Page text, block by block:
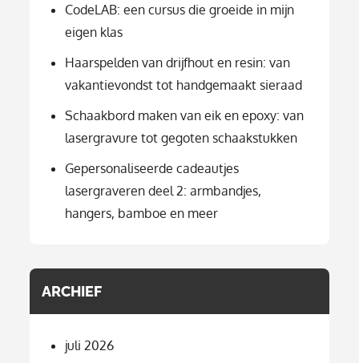
CodeLAB: een cursus die groeide in mijn
eigen klas
Haarspelden van drijfhout en resin: van
vakantievondst tot handgemaakt sieraad
Schaakbord maken van eik en epoxy: van
lasergravure tot gegoten schaakstukken
Gepersonaliseerde cadeautjes
lasergraveren deel 2: armbandjes,
hangers, bamboe en meer
ARCHIEF
juli 2026